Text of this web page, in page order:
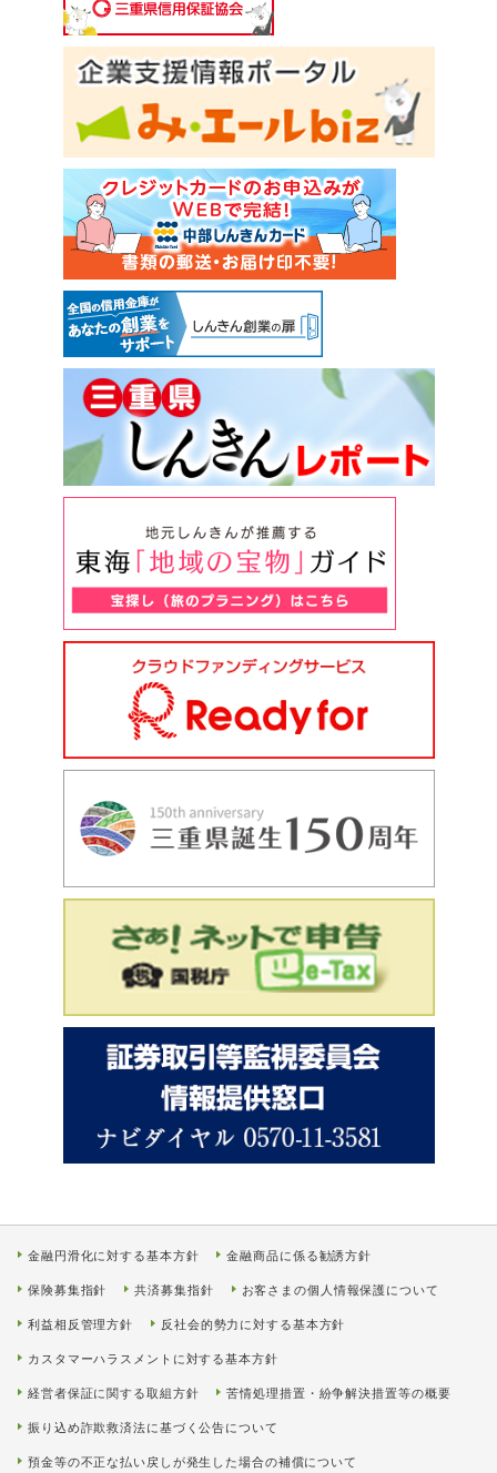
金融円滑化に対する基本方針 金融商品に係る勧誘方針
保険募集指針 共済募集指針 お客さまの個人情報保護について
利益相反管理方針 反社会的勢力に対する基本方針
カスタマーハラスメントに対する基本方針
経営者保証に関する取組方針 苦情処理措置・紛争解決措置等の概要
振り込め詐欺救済法に基づく公告について
預金等の不正な払い戻しが発生した場合の補償について